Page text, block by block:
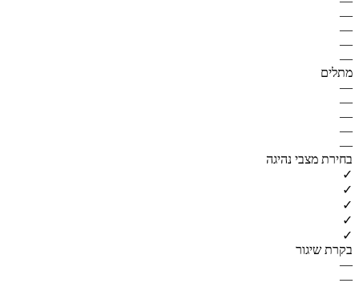
—
—
—
—
מתלים
—
—
—
—
—
בחירת מצבי נהיגה
✓
✓
✓
✓
✓
בקרת שיגור
—
—